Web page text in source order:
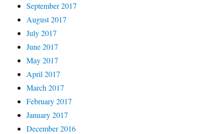
September 2017
August 2017
July 2017
June 2017
May 2017
April 2017
March 2017
February 2017
January 2017
December 2016